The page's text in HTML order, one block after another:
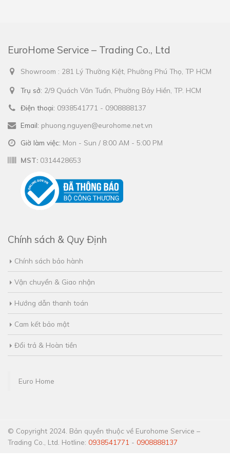
EuroHome Service – Trading Co., Ltd
Showroom : 281 Lý Thường Kiệt, Phường Phú Thọ, TP HCM
Trụ sở: 2/9 Quách Văn Tuấn, Phường Bảy Hiền, TP. HCM
Điện thoại: 0938541771 - 0908888137
Email: phuong.nguyen@eurohome.net.vn
Giờ làm việc: Mon - Sun / 8:00 AM - 5:00 PM
MST: 0314428653
Chính sách & Quy Định
Chính sách bảo hành
Vận chuyển & Giao nhận
Hướng dẫn thanh toán
Cam kết bảo mật
Đổi trả & Hoàn tiền
Euro Home
© Copyright 2024. Bản quyền thuộc về Eurohome Service –
Trading Co., Ltd. Hotline: 0938541771 - 0908888137